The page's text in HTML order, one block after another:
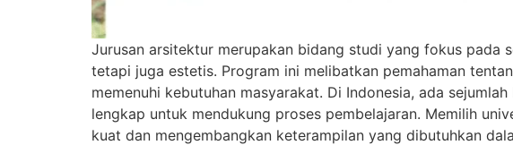
Jurusan arsitektur merupakan bidang studi yang fokus pada
tetapi juga estetis. Program ini melibatkan pemahaman
memenuhi kebutuhan masyarakat. Di Indonesia, ada
lengkap untuk mendukung proses pembelajaran. Memilih
kuat dan mengembangkan keterampilan yang dibutuhkan